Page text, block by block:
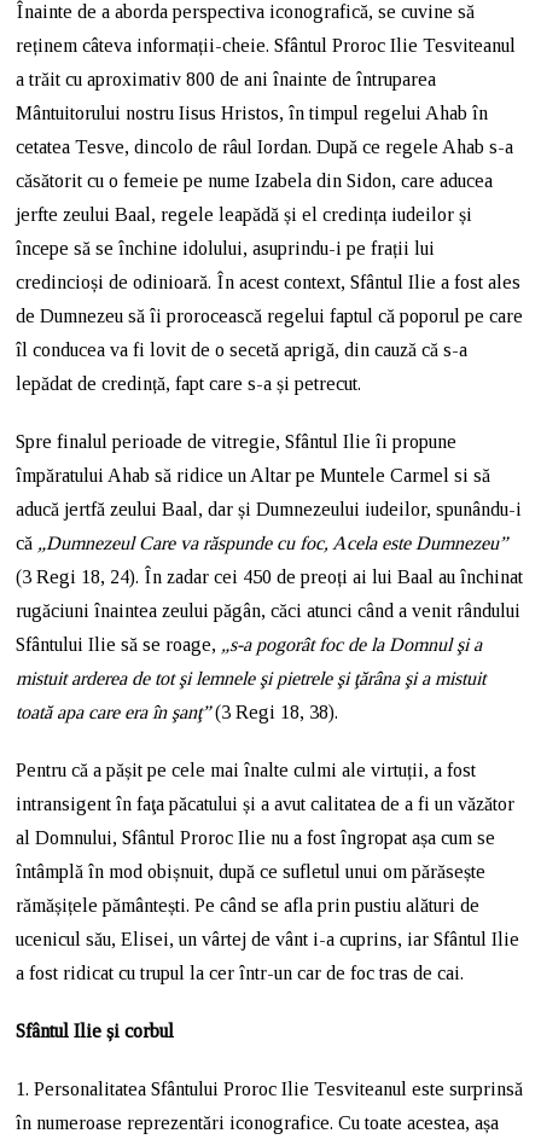
Înainte de a aborda perspectiva iconografică, se cuvine să
reținem câteva informații-cheie. Sfântul Proroc Ilie Tesviteanul
a trăit cu aproximativ 800 de ani înainte de întruparea
Mântuitorului nostru Iisus Hristos, în timpul regelui Ahab în
cetatea Tesve, dincolo de râul Iordan. După ce regele Ahab s-a
căsătorit cu o femeie pe nume Izabela din Sidon, care aducea
jerfte zeului Baal, regele leapădă și el credința iudeilor și
începe să se închine idolului, asuprindu-i pe frații lui
credincioși de odinioară. În acest context, Sfântul Ilie a fost ales
de Dumnezeu să îi prorocească regelui faptul că poporul pe care
îl conducea va fi lovit de o secetă aprigă, din cauză că s-a
lepădat de credință, fapt care s-a și petrecut.
Spre finalul perioade de vitregie, Sfântul Ilie îi propune
împăratului Ahab să ridice un Altar pe Muntele Carmel si să
aducă jertfă zeului Baal, dar și Dumnezeului iudeilor, spunându-i
că „Dumnezeul Care va răspunde cu foc, Acela este Dumnezeu”
(3 Regi 18, 24). În zadar cei 450 de preoți ai lui Baal au închinat
rugăciuni înaintea zeului păgân, căci atunci când a venit rândului
Sfântului Ilie să se roage, „s-a pogorât foc de la Domnul şi a
mistuit arderea de tot şi lemnele şi pietrele şi ţărâna şi a mistuit
toată apa care era în şanţ”(3 Regi 18, 38).
Pentru că a pășit pe cele mai înalte culmi ale virtuții, a fost
intransigent în faţa păcatului și a avut calitatea de a fi un văzător
al Domnului, Sfântul Proroc Ilie nu a fost îngropat așa cum se
întâmplă în mod obișnuit, după ce sufletul unui om părăsește
rămășițele pământești. Pe când se afla prin pustiu alături de
ucenicul său, Elisei, un vârtej de vânt i-a cuprins, iar Sfântul Ilie
a fost ridicat cu trupul la cer într-un car de foc tras de cai.
Sfântul Ilie și corbul
1. Personalitatea Sfântului Proroc Ilie Tesviteanul este surprinsă
în numeroase reprezentări iconografice. Cu toate acestea, așa